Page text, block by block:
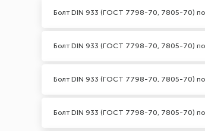
Болт DIN 933 (ГОСТ 7798-70, 7805-70)
Болт DIN 933 (ГОСТ 7798-70, 7805-70)
Болт DIN 933 (ГОСТ 7798-70, 7805-70)
Болт DIN 933 (ГОСТ 7798-70, 7805-70)